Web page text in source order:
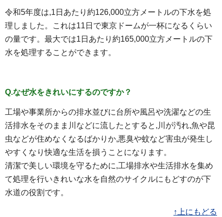
令和5年度は,1日あたり約126,000立方メートルの下水を処
理しました。これは11日で東京ドームが一杯になるくらい
の量です。最大では1日あたり約165,000立方メートルの下
水を処理することができます。
Q.なぜ水をきれいにするのですか？
工場や事業所からの排水並びに台所や風呂や洗濯などの生
活排水をそのまま川などに流したとすると,川が汚れ,魚や昆
虫などが住めなくなるばかりか,悪臭や蚊など害虫が発生し
やすくなり快適な生活を損うことになります。
清潔で美しい環境を守るために,工場排水や生活排水を集め
て処理を行いきれいな水を自然のサイクルにもどすのが下
水道の役割です。
↑上にもどる